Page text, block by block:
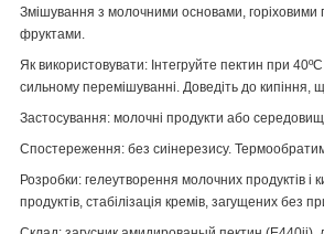
Змішування з молочними основами, горіховими
фруктами.
Як використовувати: Інтегруйте пектин при
сильному перемішуванні. Доведіть до кипіння,
Застосування: молочні продукти або
Спостереження: без сиінерезису.
Розробки: гелеутворення молочних продуктів і
продуктів, стабілізація кремів, загущених без